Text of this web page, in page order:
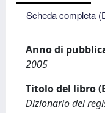
Scheda completa
Anno di
2005
Titolo del libro
Dizionario dei